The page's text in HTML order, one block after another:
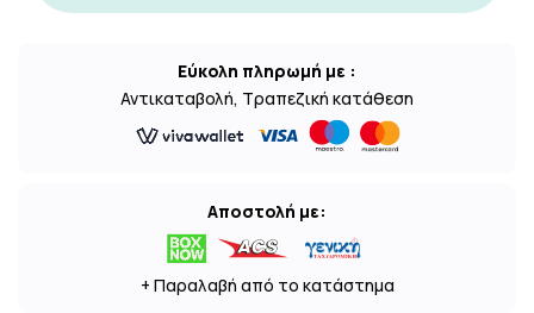
Εύκολη πληρωμή με :
Αντικαταβολή, Τραπεζική κατάθεση
Αποστολή με:
+ Παραλαβή από το κατάστημα